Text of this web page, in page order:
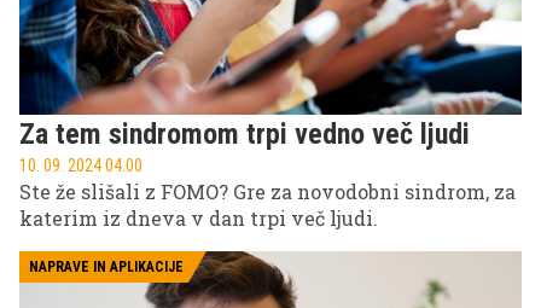
Za tem sindromom trpi vedno več ljudi
10. 09. 2024 04.00
Ste že slišali z FOMO? Gre za novodobni sindrom, za
katerim iz dneva v dan trpi več ljudi.
NAPRAVE IN APLIKACIJE